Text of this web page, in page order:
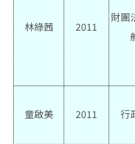
林綠茜 2011
財團
童啟美 2011 行